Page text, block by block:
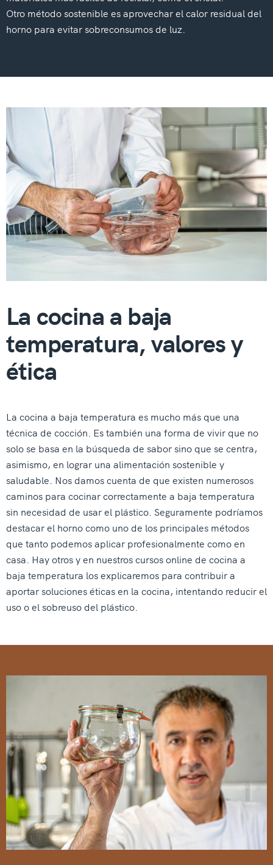
Otro método sostenible es aprovechar el calor residual del
horno para evitar sobreconsumos de luz.
La cocina a baja
temperatura, valores y
ética
La cocina a baja temperatura es mucho más que una
técnica de cocción. Es también una forma de vivir que no
solo se basa en la búsqueda de sabor sino que se centra,
asimismo, en lograr una alimentación sostenible y
saludable. Nos damos cuenta de que existen numerosos
caminos para cocinar correctamente a baja temperatura
sin necesidad de usar el plástico. Seguramente podríamos
destacar el horno como uno de los principales métodos
que tanto podemos aplicar profesionalmente como en
casa. Hay otros y en nuestros cursos online de cocina a
baja temperatura los explicaremos para contribuir a
aportar soluciones éticas en la cocina, intentando reducir el
uso o el sobreuso del plástico.